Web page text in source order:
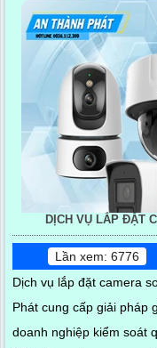
DỊCH VỤ LẮP ĐẶT
Lần xem: 6776
Dịch vụ lắp đặt camera
Phát cung cấp giải pháp
doanh nghiệp kiểm soát